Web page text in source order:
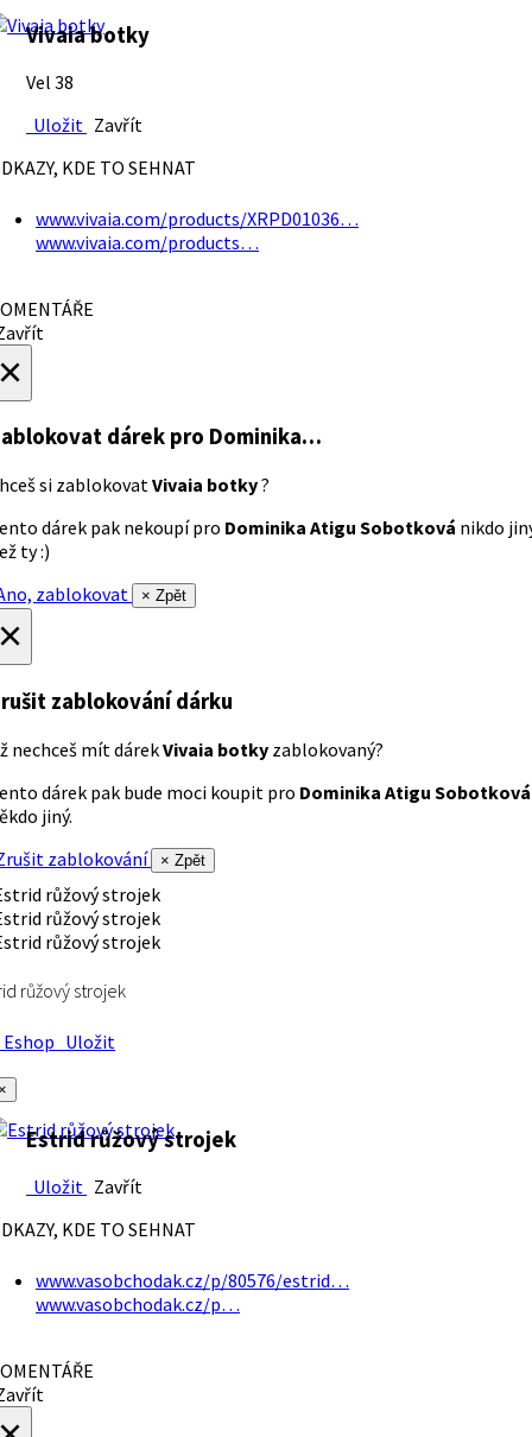
Vivaia botky
Vel 38
Uložit Zavřít
KDE TO SEHNAT
www.vivaia.com/products/XRPD01036…
www.vivaia.com/products…
dárek pro Dominika…
si zablokovatVivaia botky?
dárek pak nekoupí pro Dominika Atigu Sobotková nikdo
ty :)
zablokovat
× Zpět
zablokování dárku
nechceš mít dárekVivaia botky zablokovaný?
dárek pak bude moci koupit pro Dominika Atigu Sobotková
jiný.
zablokování
× Zpět
růžový strojek
Uložit
Estrid růžový strojek
Uložit Zavřít
KDE TO SEHNAT
www.vasobchodak.cz/p/80576/estrid…
www.vasobchodak.cz/p…